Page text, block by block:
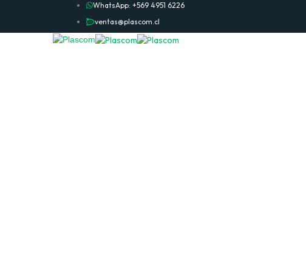
WhatsApp: +569 4951 6226
ventas@plascom.cl